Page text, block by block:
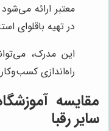
معتبر ارائه
در تهیه باقلوای
این مدرک،
راه‌اندازی
مقایسه
سایر رقبا